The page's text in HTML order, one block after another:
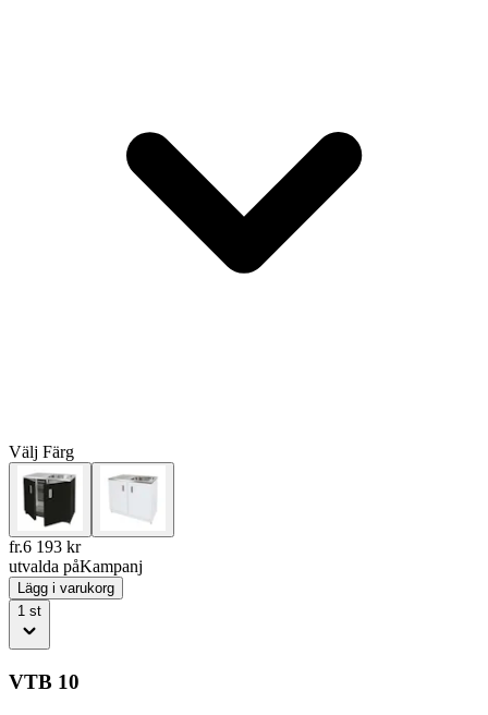
Välj Färg
fr.6 193 kr
utvalda påKampanj
Lägg i varukorg
1 st
VTB 10